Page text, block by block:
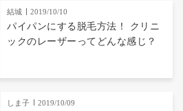
結城 2019/10/10
パイパンにする脱毛方法！ クリニ
ックのレーザーってどんな感じ？
しま子 2019/10/09